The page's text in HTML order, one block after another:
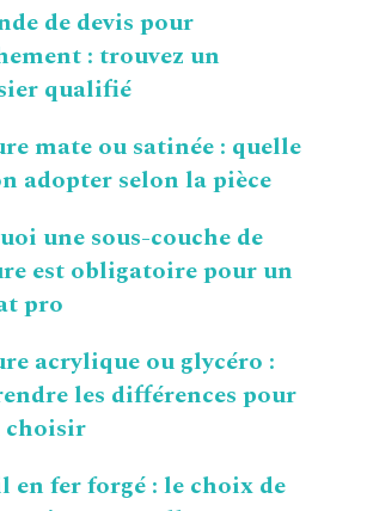
de devis pour
: trouvez un
qualifié
mate ou satinée : quelle
adopter selon la pièce
une sous-couche de
est obligatoire pour un
pro
acrylique ou glycéro :
les différences pour
choisir
en fer forgé : le choix de